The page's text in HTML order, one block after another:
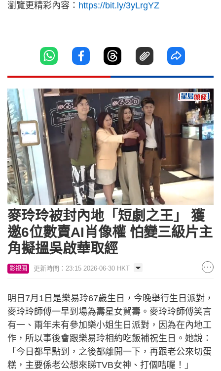
瀏覽更精彩內容： https://bit.ly/3yLrgYZ
UnmuteLoaded:
8.43%
麥玲玲被封內地「短劇之王」 獲
邀6位數賣AI肖像權 怕變三級片主
角擬搵吳啟華取經
影視圈 更新時間：23:15 2026-06-30 HKT
明日7月1日是樂易玲67歲生日，今晚舉行生日派對，
麥玲玲師傅一早到場為壽星女賀壽。麥玲玲師傅笑言
有一、兩年未有參加樂小姐生日派對，因為在內地工
作，所以事後會跟樂易玲相約吃飯補祝生日。她說：
「今日都早點到，之後都離開一下，再跟老公來切蛋
糕，主要係老公想來睇TVB女神、打個咭囉！」